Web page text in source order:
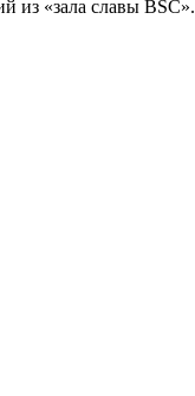
из «зала славы BSC».